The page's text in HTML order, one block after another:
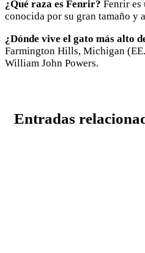
¿Qué raza es Fenrir? Fenrir es
conocida por su gran tamaño y
¿Dónde vive el gato más alto
Farmington Hills, Michigan
William John Powers.
Entradas